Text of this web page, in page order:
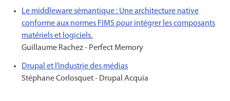
Le middleware sémantique : Une architecture native
conforme aux normes FIMS pour intégrer les composants
matériels et logiciels.
Guillaume Rachez - Perfect Memory
Drupal et l’industrie des médias
Stéphane Corlosquet - Drupal Acquia